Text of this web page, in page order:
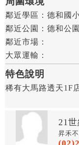
鄰近學區： 德和國
鄰近公園： 德和公園
鄰近市場：
大眾運輸：
特色說明
稀有大馬路透天1F
21
昇禾